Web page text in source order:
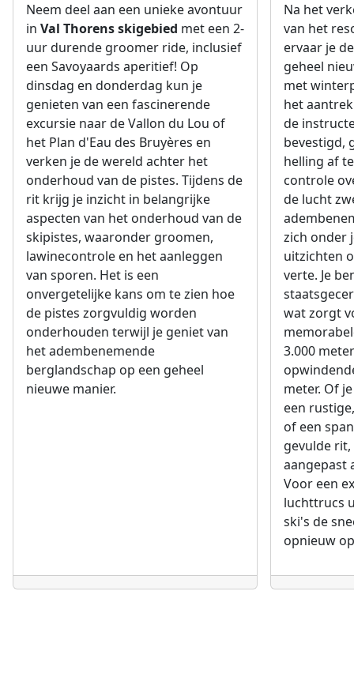
Neem deel aan een unieke avontuur
in Val Thorens skigebied met een 2-
uur durende groomer ride, inclusief
een Savoyaards aperitief! Op
dinsdag en donderdag kun je
genieten van een fascinerende
excursie naar de Vallon du Lou of
het Plan d'Eau des Bruyères en
verken je de wereld achter het
onderhoud van de pistes. Tijdens de
rit krijg je inzicht in belangrijke
aspecten van het onderhoud van de
skipistes, waaronder groomen,
lawinecontrole en het aanleggen
van sporen. Het is een
onvergetelijke kans om te zien hoe
de pistes zorgvuldig worden
onderhouden terwijl je geniet van
het adembenemende
berglandschap op een geheel
nieuwe manier.
Na het
van het
ervaar je
geheel
met
het
de
bevestigd,
helling af
controle
de lucht
zich onder
uitzichten
verte. Je
wat zorgt
3.000
meter. Of
een
of een
gevulde
aangepast
Voor een
luchttrucs
ski's de
opnieuw